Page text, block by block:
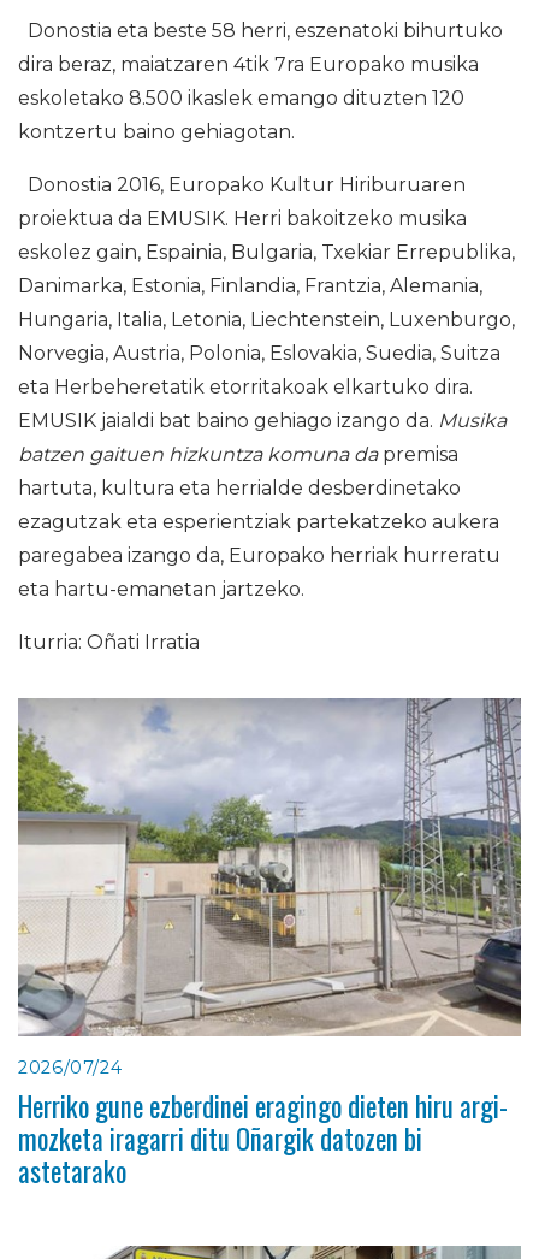
Donostia eta beste 58 herri, eszenatoki bihurtuko
dira beraz, maiatzaren 4tik 7ra Europako musika
eskoletako 8.500 ikaslek emango dituzten 120
kontzertu baino gehiagotan.
Donostia 2016, Europako Kultur Hiriburuaren
proiektua da EMUSIK. Herri bakoitzeko musika
eskolez gain, Espainia, Bulgaria, Txekiar Errepublika,
Danimarka, Estonia, Finlandia, Frantzia, Alemania,
Hungaria, Italia, Letonia, Liechtenstein, Luxenburgo,
Norvegia, Austria, Polonia, Eslovakia, Suedia, Suitza
eta Herbeheretatik etorritakoak elkartuko dira.
EMUSIK jaialdi bat baino gehiago izango da. Musika
batzen gaituen hizkuntza komuna dapremisa
hartuta, kultura eta herrialde desberdinetako
ezagutzak eta esperientziak partekatzeko aukera
paregabea izango da, Europako herriak hurreratu
eta hartu-emanetan jartzeko.
Iturria: Oñati Irratia
2026/07/24
Herriko gune ezberdinei eragingo dieten hiru argi-
mozketa iragarri ditu Oñargik datozen bi
astetarako